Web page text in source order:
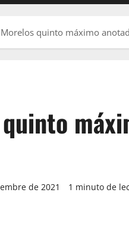
quinto máximo
de 2021 1 minuto de